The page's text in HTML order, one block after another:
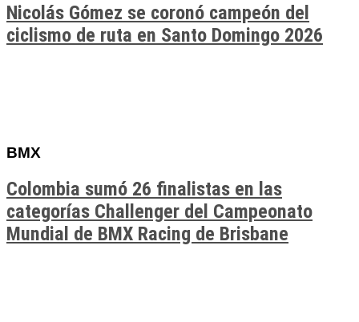
Nicolás Gómez se coronó campeón del
ciclismo de ruta en Santo Domingo 2026
BMX
Colombia sumó 26 finalistas en las
categorías Challenger del Campeonato
Mundial de BMX Racing de Brisbane